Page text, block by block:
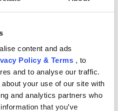
content and ads
Policy & Terms , to
and to analyse our traffic.
your use of our site with
and analytics partners who
that you’ve